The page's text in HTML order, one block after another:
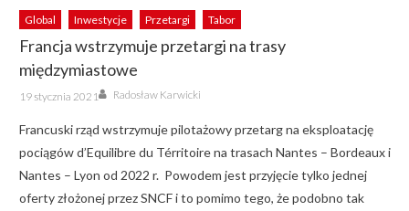
Global Inwestycje Przetargi Tabor
Francja wstrzymuje przetargi na trasy
międzymiastowe
Posted
on
19 stycznia 2021 Author
Radosław Karwicki
Francuski rząd wstrzymuje pilotażowy przetarg na eksploatację
pociągów d’Equilibre du Térritoire na trasach Nantes – Bordeaux i
Nantes – Lyon od 2022 r. Powodem jest przyjęcie tylko jednej
oferty złożonej przez SNCF i to pomimo tego, że podobno tak